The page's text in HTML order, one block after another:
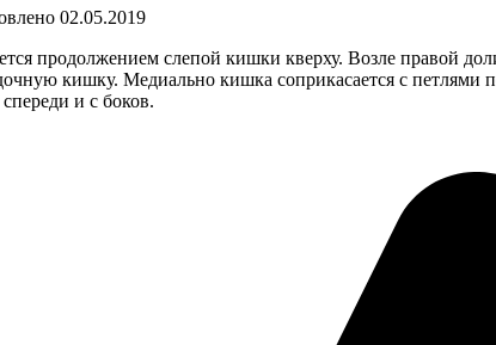
02.05.2019
продолжением слепой кишки кверху. Возле правой
кишку. Медиально кишка соприкасается с
и с боков.